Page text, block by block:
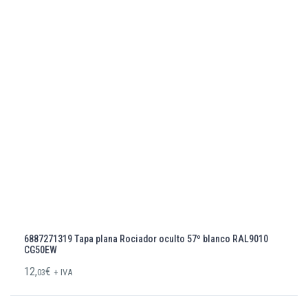
6887271319 Tapa plana Rociador oculto 57º blanco RAL9010
CG50EW
12,03€ + IVA